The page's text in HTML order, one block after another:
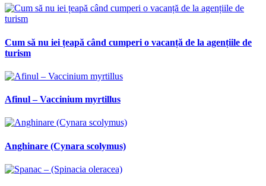
Cum să nu iei țeapă când cumperi o vacanță de la agențiile de
turism
Afinul – Vaccinium myrtillus
Anghinare (Cynara scolymus)